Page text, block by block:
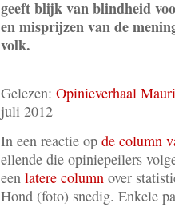
geeft blijk van blindheid
en misprijzen van de
volk.
Gelezen: Opinieverhaal
juli 2012
In een reactie op de column
ellende die opiniepeilers
een latere column over
Hond (foto) snedig. Enkele